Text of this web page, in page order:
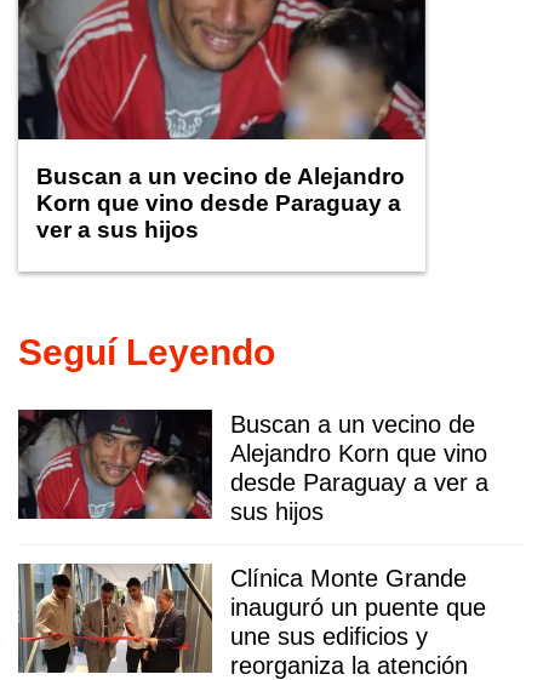
Buscan a un vecino de Alejandro
Korn que vino desde Paraguay a
ver a sus hijos
Seguí Leyendo
Buscan a un vecino de
Alejandro Korn que vino
desde Paraguay a ver a
sus hijos
Clínica Monte Grande
inauguró un puente que
une sus edificios y
reorganiza la atención